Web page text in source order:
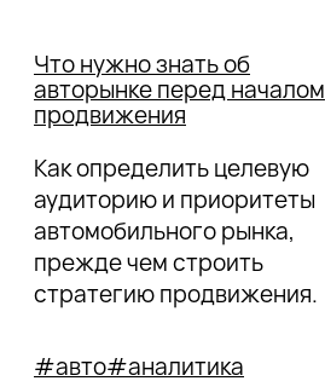
Что нужно знать об
авторынке перед началом
продвижения
Как определить целевую
аудиторию и приоритеты
автомобильного рынка,
прежде чем строить
стратегию продвижения.
#авто#аналитика